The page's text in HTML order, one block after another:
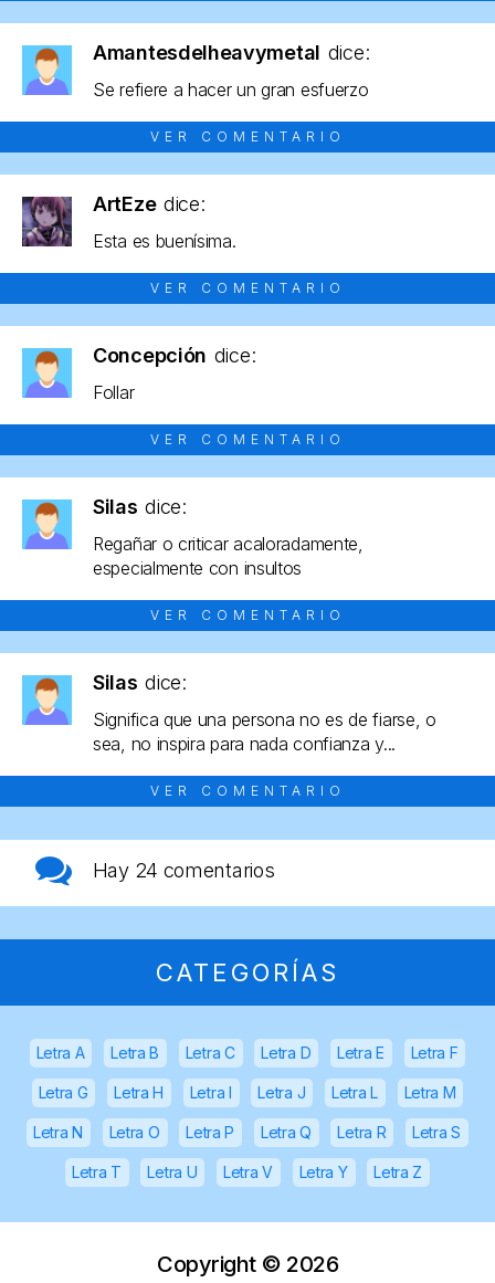
Amantesdelheavymetal dice:
Se refiere a hacer un gran esfuerzo
VER COMENTARIO
ArtEze dice:
Esta es buenísima.
VER COMENTARIO
Concepción dice:
Follar
VER COMENTARIO
Silas dice:
Regañar o criticar acaloradamente,
especialmente con insultos
VER COMENTARIO
Silas dice:
Significa que una persona no es de fiarse, o
sea, no inspira para nada confianza y...
VER COMENTARIO
Hay 24 comentarios
CATEGORÍAS
Letra A Letra B Letra C Letra D Letra E Letra F
Letra G Letra H Letra I Letra J Letra L Letra M
Letra N Letra O Letra P Letra Q Letra R Letra S
Letra T Letra U Letra V Letra Y Letra Z
Copyright © 2026